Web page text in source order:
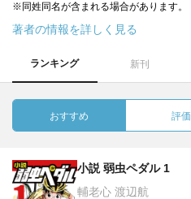
※同姓同名が含まれる場合があります。
著者の情報を詳しく見る
ランキング 新刊
おすすめ 評価
小説 弱虫ペダル 1
輔老心 渡辺航